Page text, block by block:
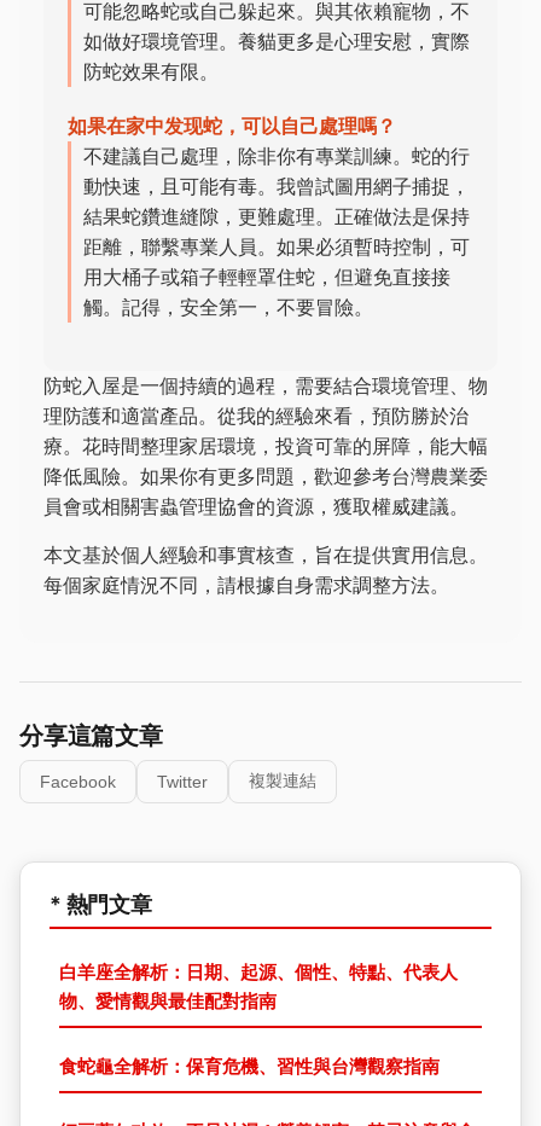
可能忽略蛇或自己躲起來。與其依賴寵物，不
如做好環境管理。養貓更多是心理安慰，實際
防蛇效果有限。
如果在家中发现蛇，可以自己處理嗎？
不建議自己處理，除非你有專業訓練。蛇的行
動快速，且可能有毒。我曾試圖用網子捕捉，
結果蛇鑽進縫隙，更難處理。正確做法是保持
距離，聯繫專業人員。如果必須暫時控制，可
用大桶子或箱子輕輕罩住蛇，但避免直接接
觸。記得，安全第一，不要冒險。
防蛇入屋是一個持續的過程，需要結合環境管理、物
理防護和適當產品。從我的經驗來看，預防勝於治
療。花時間整理家居環境，投資可靠的屏障，能大幅
降低風險。如果你有更多問題，歡迎參考台灣農業委
員會或相關害蟲管理協會的資源，獲取權威建議。
本文基於個人經驗和事實核查，旨在提供實用信息。
每個家庭情況不同，請根據自身需求調整方法。
分享這篇文章
Facebook Twitter 複製連結
* 熱門文章
白羊座全解析：日期、起源、個性、特點、代表人
物、愛情觀與最佳配對指南
食蛇龜全解析：保育危機、習性與台灣觀察指南